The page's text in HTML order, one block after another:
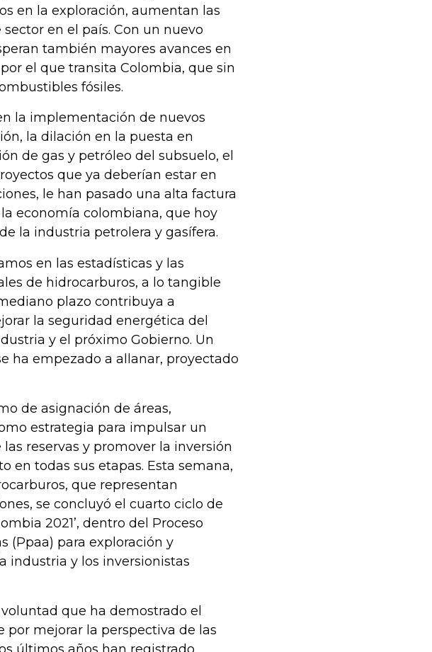
en la exploración, aumentan las
en el país. Con un nuevo
también mayores avances en
el que transita Colombia, que sin
fósiles.
la implementación de nuevos
la dilación en la puesta en
de gas y petróleo del subsuelo, el
que ya deberían estar en
le han pasado una alta factura
economía colombiana, que hoy
la industria petrolera y gasífera.
en las estadísticas y las
de hidrocarburos, a lo tangible
plazo contribuya a
la seguridad energética del
y el próximo Gobierno. Un
ha empezado a allanar, proyectado
de asignación de áreas,
estrategia para impulsar un
reservas y promover la inversión
en todas sus etapas. Esta semana,
que representan
se concluyó el cuarto ciclo de
2021’, dentro del Proceso
(Ppaa) para exploración y
industria y los inversionistas
que ha demostrado el
mejorar la perspectiva de las